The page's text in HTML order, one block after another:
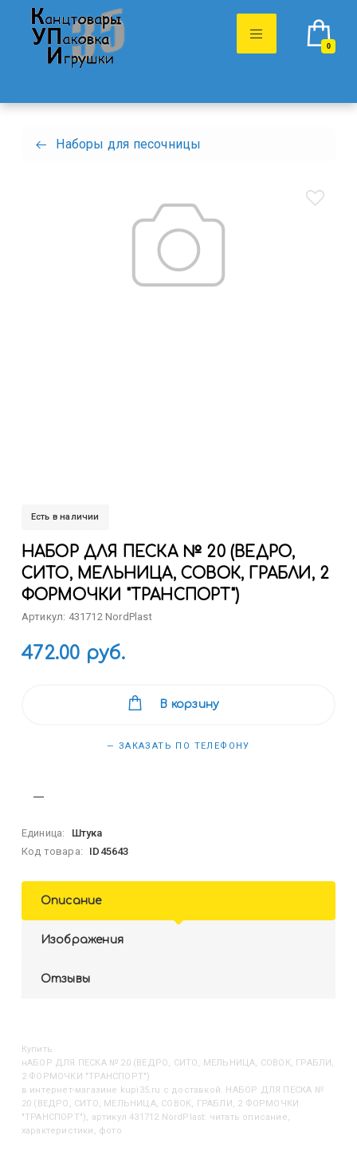
0
Наборы для песочницы
Есть в наличии
НАБОР ДЛЯ ПЕСКА № 20 (ВЕДРО,
СИТО, МЕЛЬНИЦА, СОВОК, ГРАБЛИ, 2
ФОРМОЧКИ "ТРАНСПОРТ")
Артикул: 431712 NordPlast
472.00 руб.
В корзину
— ЗАКАЗАТЬ ПО ТЕЛЕФОНУ
Единица:
Штука
Код товара:
ID45643
Описание
Изображения
Отзывы
Купить
НАБОР ДЛЯ ПЕСКА № 20 (ВЕДРО, СИТО, МЕЛЬНИЦА, СОВОК, ГРАБЛИ,
2 ФОРМОЧКИ "ТРАНСПОРТ")
в интернет-магазине kupi35.ru с доставкой. НАБОР ДЛЯ ПЕСКА №
20 (ВЕДРО, СИТО, МЕЛЬНИЦА, СОВОК, ГРАБЛИ, 2 ФОРМОЧКИ
"ТРАНСПОРТ"), артикул 431712 NordPlast: читать описание,
характеристики, фото